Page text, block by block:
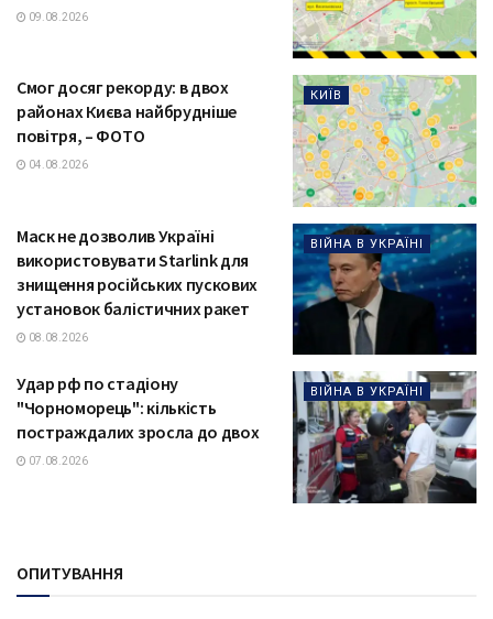
09.08.2026
КИЇВ
Смог досяг рекорду: в двох
районах Києва найбрудніше
повітря, – ФОТО
04.08.2026
ВІЙНА В УКРАЇНІ
Маск не дозволив Україні
використовувати Starlink для
знищення російських пускових
установок балістичних ракет
08.08.2026
ВІЙНА В УКРАЇНІ
Удар рф по стадіону
"Чорноморець": кількість
постраждалих зросла до двох
07.08.2026
ОПИТУВАННЯ